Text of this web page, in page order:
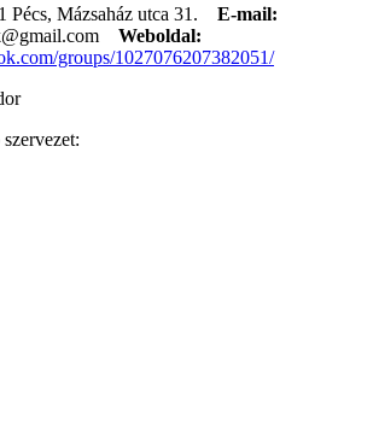
Pécs, Mázsaház utca 31. E-mail:
Weboldal:
groups/1027076207382051/